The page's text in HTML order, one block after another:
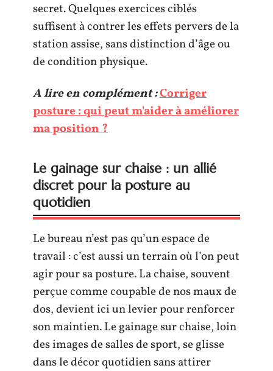
secret. Quelques exercices ciblés
suffisent à contrer les effets pervers de la
station assise, sans distinction d’âge ou
de condition physique.
A lire en complément :Corriger
posture : qui peut m'aider à améliorer
ma position ?
Le gainage sur chaise : un allié
discret pour la posture au
quotidien
Le bureau n’est pas qu’un espace de
travail : c’est aussi un terrain où l’on peut
agir pour sa posture. La chaise, souvent
perçue comme coupable de nos maux de
dos, devient ici un levier pour renforcer
son maintien. Le gainage sur chaise, loin
des images de salles de sport, se glisse
dans le décor quotidien sans attirer